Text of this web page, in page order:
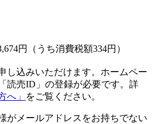
円（うち消費税額334円）
し込みいただけます。ホームペー
読売ID」の登録が必要です。詳
へ」 をご覧ください。
がメールアドレスをお持ちでない